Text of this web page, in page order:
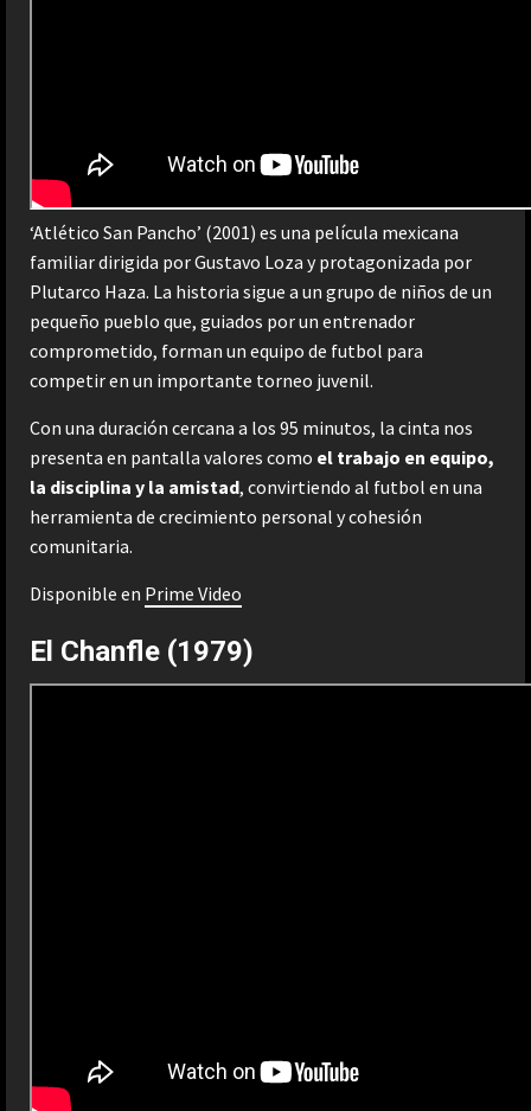
‘Atlético San Pancho’ (2001) es una película mexicana
familiar dirigida por Gustavo Loza y protagonizada por
Plutarco Haza. La historia sigue a un grupo de niños de un
pequeño pueblo que, guiados por un entrenador
comprometido, forman un equipo de futbol para
competir en un importante torneo juvenil.
Con una duración cercana a los 95 minutos, la cinta nos
presenta en pantalla valores como el trabajo en equipo,
la disciplina y la amistad, convirtiendo al futbol en una
herramienta de crecimiento personal y cohesión
comunitaria.
Disponible en Prime Video
El Chanfle (1979)